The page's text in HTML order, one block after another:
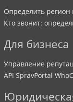
Определить регион
Кто звонит:
Для бизнеса
Управление
API SpravPortal